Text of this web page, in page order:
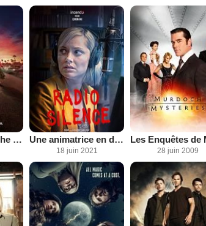
Grease: Rise of the Pink Ladies Une animatrice en danger
18 juin 2021 28 juin 2009